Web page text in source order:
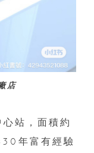
店
站，面積約
年富有經驗